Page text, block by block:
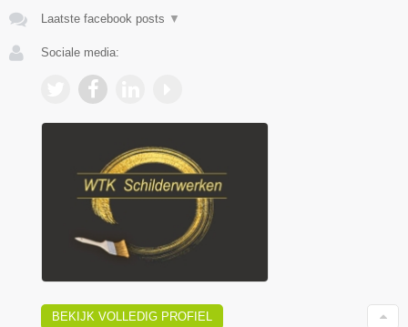
Laatste facebook posts ▼
Sociale media:
BEKIJK VOLLEDIG PROFIEL